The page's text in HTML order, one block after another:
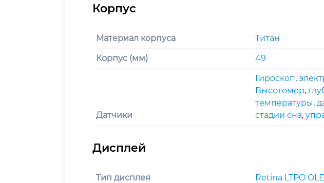
Материал корпуса Титан
Корпус (мм) 49
Датчики
Гироскоп,
Высотомер,
температуры,
стадии сна,
Тип дисплея Retina LTPO